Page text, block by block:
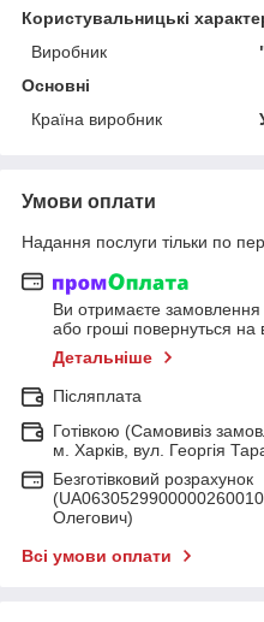
Користувальницькі
Виробник
Основні
Країна виробник
Умови оплати
Надання послуги тільки по
Ви отримаєте замовлення
або гроші повернуться на
Детальніше
Післяплата
Готівкою (Самовивіз
м. Харків, вул. Георгія
Безготівковий розрахунок
Олегович)
Всі умови оплати